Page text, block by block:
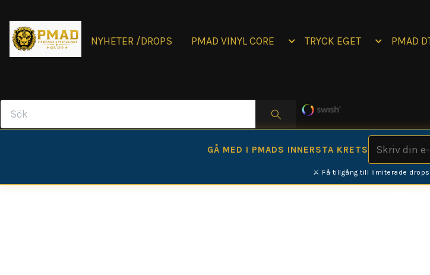
NYHETER /DROPS PMAD VINYL CORE TRYCK EGET PMAD
GÅ MED I PMADS INNERSTA KRETS
⚔️ Få tillgång till limiterade